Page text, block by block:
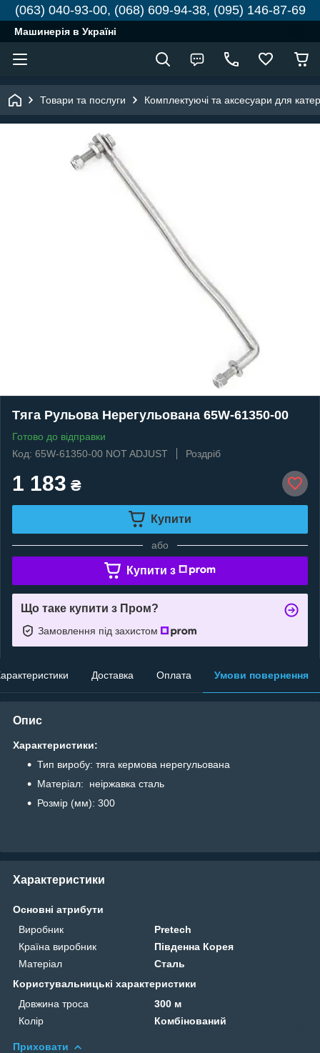
(063) 040-93-00, (068) 609-94-38, (095) 146-87-69
Машинерія в Україні
Товари та послуги Комплектуючі та аксесуари для
Тяга Рульова Нерегульована 65W-61350-00
Готово до відправки
Код: 65W-61350-00 NOT ADJUST
Роздріб
1 183 ₴
Купити
або
Купити з
Що таке купити з Пром?
Замовлення під захистом
Доставка Оплата Умови повернення
Опис
Характеристики:
Тип виробу: тяга кермова нерегульована
Матеріал: неіржавка сталь
Розмір (мм): 300
Характеристики
Основні атрибути
Виробник
Pretech
Країна виробник
Південна Корея
Матеріал
Сталь
Користувальницькі характеристики
Довжина троса
300 м
Колір
Комбінований
Приховати